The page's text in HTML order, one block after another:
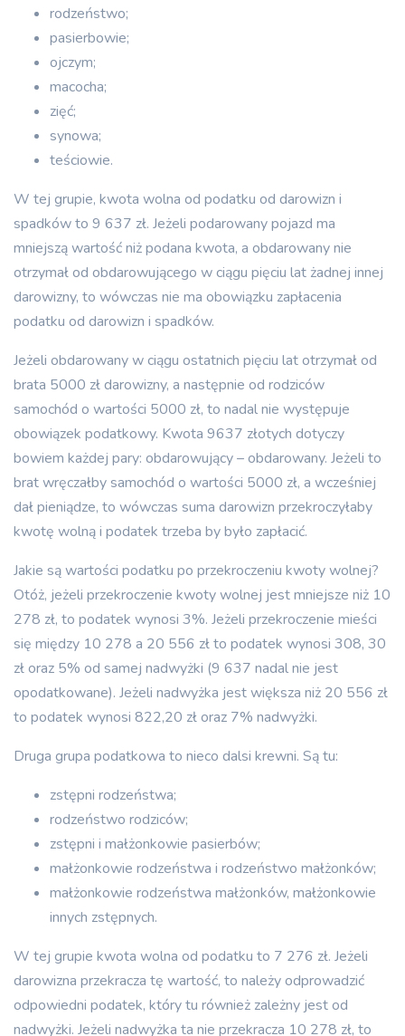
rodzeństwo;
pasierbowie;
ojczym;
macocha;
zięć;
synowa;
teściowie.
W tej grupie, kwota wolna od podatku od darowizn i
spadków to 9 637 zł. Jeżeli podarowany pojazd ma
mniejszą wartość niż podana kwota, a obdarowany nie
otrzymał od obdarowującego w ciągu pięciu lat żadnej innej
darowizny, to wówczas nie ma obowiązku zapłacenia
podatku od darowizn i spadków.
Jeżeli obdarowany w ciągu ostatnich pięciu lat otrzymał od
brata 5000 zł darowizny, a następnie od rodziców
samochód o wartości 5000 zł, to nadal nie występuje
obowiązek podatkowy. Kwota 9637 złotych dotyczy
bowiem każdej pary: obdarowujący – obdarowany. Jeżeli to
brat wręczałby samochód o wartości 5000 zł, a wcześniej
dał pieniądze, to wówczas suma darowizn przekroczyłaby
kwotę wolną i podatek trzeba by było zapłacić.
Jakie są wartości podatku po przekroczeniu kwoty wolnej?
Otóż, jeżeli przekroczenie kwoty wolnej jest mniejsze niż 10
278 zł, to podatek wynosi 3%. Jeżeli przekroczenie mieści
się między 10 278 a 20 556 zł to podatek wynosi 308, 30
zł oraz 5% od samej nadwyżki (9 637 nadal nie jest
opodatkowane). Jeżeli nadwyżka jest większa niż 20 556 zł
to podatek wynosi 822,20 zł oraz 7% nadwyżki.
Druga grupa podatkowa to nieco dalsi krewni. Są tu:
zstępni rodzeństwa;
rodzeństwo rodziców;
zstępni i małżonkowie pasierbów;
małżonkowie rodzeństwa i rodzeństwo małżonków;
małżonkowie rodzeństwa małżonków, małżonkowie
innych zstępnych.
W tej grupie kwota wolna od podatku to 7 276 zł. Jeżeli
darowizna przekracza tę wartość, to należy odprowadzić
odpowiedni podatek, który tu również zależny jest od
nadwyżki. Jeżeli nadwyżka ta nie przekracza 10 278 zł, to